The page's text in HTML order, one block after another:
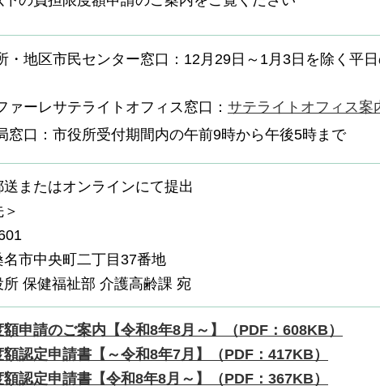
・地区市民センター窓口：12月29日～1月3日を除く平
ァーレサテライトオフィス窓口： サテライトオフィス案
窓口：市役所受付期間内の午前9時から午後5時まで
送またはオンラインにて提出
名市中央町二丁目37番地
所 保健福祉部 介護高齢課 宛
申請のご案内【令和8年8月～】（PDF：608KB）
認定申請書【～令和8年7月】（PDF：417KB）
認定申請書【令和8年8月～】（PDF：367KB）